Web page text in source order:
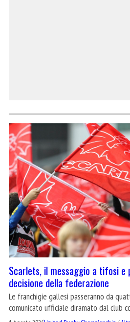
Scarlets, il messaggio a tifosi e
decisione della federazione
Le franchigie gallesi passeranno da
comunicato ufficiale diramato dal club